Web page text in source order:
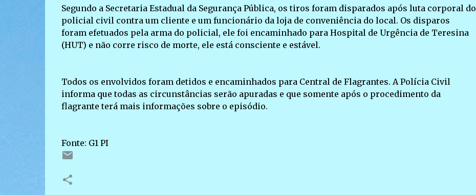
Segundo a Secretaria Estadual da Segurança Pública, os tiros foram disparados após luta corporal do
policial civil contra um cliente e um funcionário da loja de conveniência do local. Os disparos
foram efetuados pela arma do policial, ele foi encaminhado para Hospital de Urgência de Teresina
(HUT) e não corre risco de morte, ele está consciente e estável.
Todos os envolvidos foram detidos e encaminhados para Central de Flagrantes. A Polícia Civil
informa que todas as circunstâncias serão apuradas e que somente após o procedimento da
flagrante terá mais informações sobre o episódio.
Fonte: G1 PI